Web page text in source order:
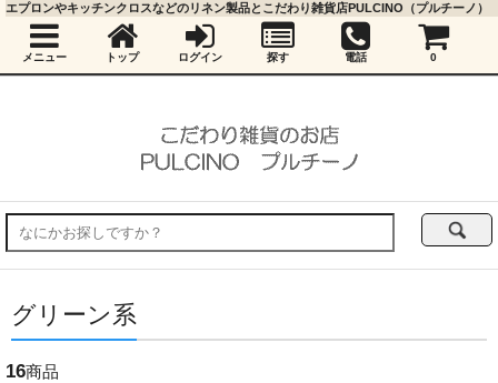
グリーン系
16商品
エプロンやキッチンクロスなどのリネン製品とこだわり雑貨店PULCINO（プルチーノ）
メニュー トップ ログイン 探す 電話 0